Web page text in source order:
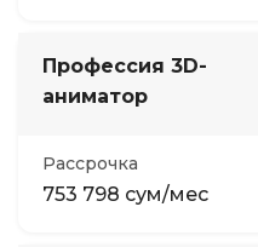
Профессия 3D-
аниматор
Рассрочка
753 798 сум/мес